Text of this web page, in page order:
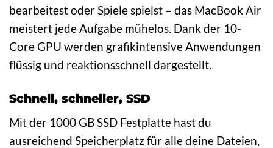
bearbeitest oder Spiele spielst – das MacBook Air
meistert jede Aufgabe mühelos. Dank der 10-
Core GPU werden grafikintensive Anwendungen
flüssig und reaktionsschnell dargestellt.
Schnell, schneller, SSD
Mit der 1000 GB SSD Festplatte hast du
ausreichend Speicherplatz für alle deine Dateien,